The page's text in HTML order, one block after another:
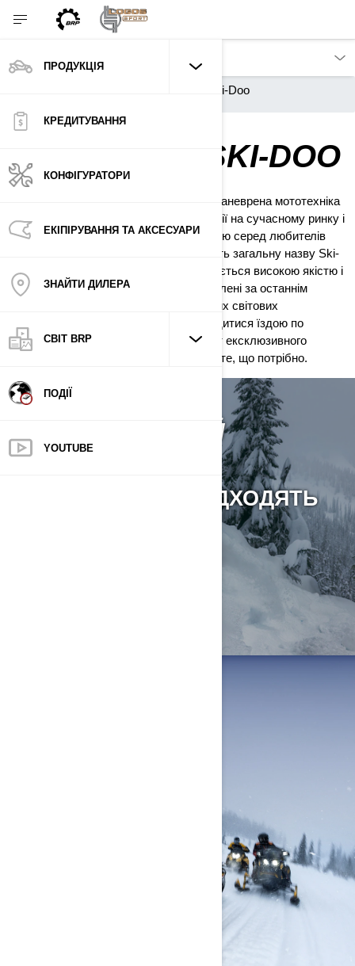
ПРОДУКЦІЯ
КРЕДИТУВАННЯ
КОНФІГУРАТОРИ
ЕКІПІРУВАННЯ ТА АКСЕСУАРИ
ЗНАЙТИ ДИЛЕРА
СВІТ BRP
ПОДІЇ
YOUTUBE
Снігоходи Ski-Doo
СНІГОХОДИ SKI-DOO
Снігоходи BRP — найбільш швидка і маневрена мототехніка
в світі. Вони займають лідируючі позиції на сучасному ринку і
користуються величезною популярністю серед любителів
адреналіну. Серія снігових байків носить загальну назву Ski-
Doo. Весь модельний ряд характеризується високою якістю і
надійністю. Транспортні засоби розроблені за останнім
словом техніки з застосуванням кращих світових
напрацювань. Якщо ви хочете насолодитися їздою по
засніжених схилах або відкрити прокат ексклюзивного
транспорту, снігоходи Ski-Doo — саме те, що потрібно.
ЗНАЙДІТЬ СВІЙ
ТРАНСПОРТ
ЯКІ СНІГОХОДИ ПІДХОДЯТЬ